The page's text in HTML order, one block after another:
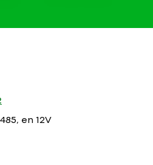
en 12V